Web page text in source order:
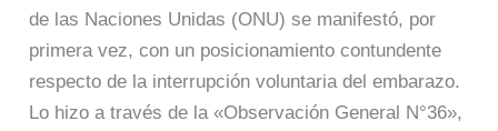
de las Naciones Unidas (ONU) se manifestó, por
primera vez, con un posicionamiento contundente
respecto de la interrupción voluntaria del embarazo.
Lo hizo a través de la «Observación General N°36»,
aborto
voluntario